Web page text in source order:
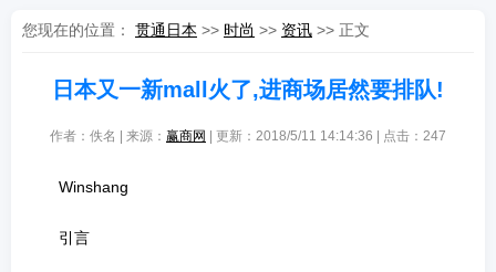
您现在的位置： 贯通日本 >> 时尚 >> 资讯 >> 正文
日本又一新mall火了,进商场居然要排队!
作者：佚名 | 来源： 赢商网 | 更新：2018/5/11 14:14:36 | 点击： 247
Winshang
引言